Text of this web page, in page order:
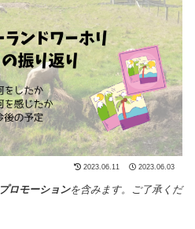
2023.06.11 2023.06.03
プロモーションを含みます。ご了承くだ